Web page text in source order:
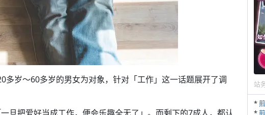
多岁〜60多岁的男女为对象，针对「工作」这一话题展开了调
站
*
*